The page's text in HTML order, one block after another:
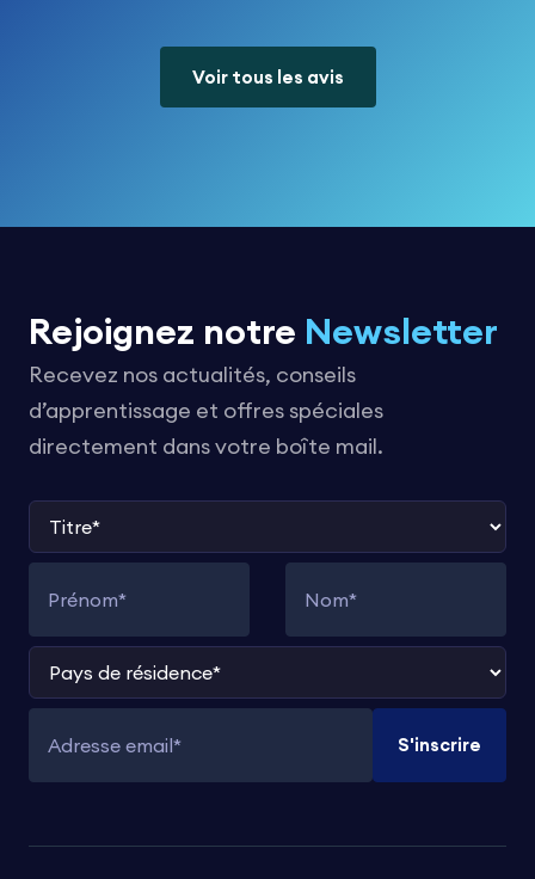
Voir tous les avis
Rejoignez notre Newsletter
Recevez nos actualités, conseils
d’apprentissage et offres spéciales
directement dans votre boîte mail.
Titre
Pays de résidence
Adresse email
S'inscrire